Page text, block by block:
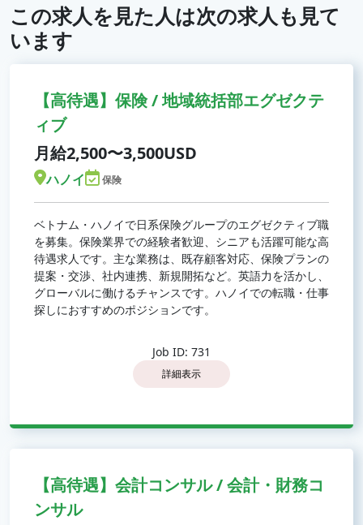
この求人を見た人は次の求人も見て
います
【高待遇】保険 / 地域統括部エグゼクテ
ィブ
月給2,500〜3,500USD
ハノイ 保険
ベトナム・ハノイで日系保険グループのエグゼクティブ職
を募集。保険業界での経験者歓迎、シニアも活躍可能な高
待遇求人です。主な業務は、既存顧客対応、保険プランの
提案・交渉、社内連携、新規開拓など。英語力を活かし、
グローバルに働けるチャンスです。ハノイでの転職・仕事
探しにおすすめのポジションです。
Job ID: 731
詳細表示
【高待遇】会計コンサル / 会計・財務コ
ンサル